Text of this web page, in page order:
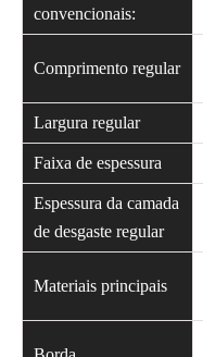
convencionais:
Comprimento regular
Largura regular
Faixa de espessura
Espessura da camada
de desgaste regular
Materiais principais